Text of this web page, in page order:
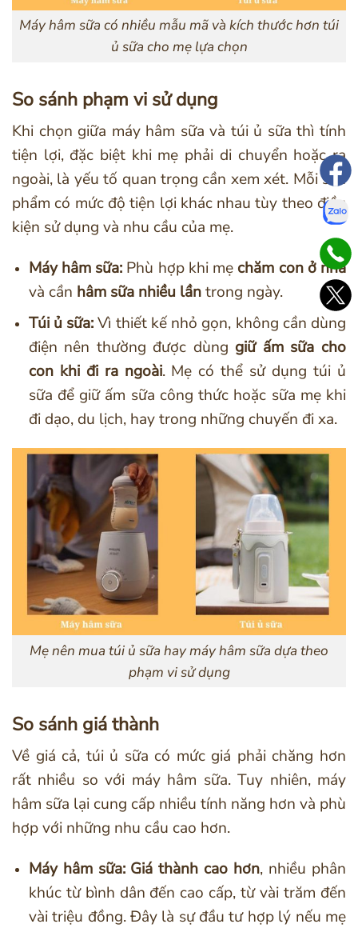
Máy hâm sữa có nhiều mẫu mã và kích thước hơn túi
ủ sữa cho mẹ lựa chọn
So sánh phạm vi sử dụng
Khi chọn giữa máy hâm sữa và túi ủ sữa thì tính
tiện lợi, đặc biệt khi mẹ phải di chuyển hoặc ra
ngoài, là yếu tố quan trọng cần xem xét. Mỗi sản
phẩm có mức độ tiện lợi khác nhau tùy theo điều
kiện sử dụng và nhu cầu của mẹ.
Máy hâm sữa: Phù hợp khi mẹ chăm con ở nhà
và cần hâm sữa nhiều lầntrong ngày.
Túi ủ sữa:Vì thiết kế nhỏ gọn, không cần dùng
điện nên thường được dùng giữ ấm sữa cho
con khi đi ra ngoài. Mẹ có thể sử dụng túi ủ
sữa để giữ ấm sữa công thức hoặc sữa mẹ khi
đi dạo, du lịch, hay trong những chuyến đi xa.
Mẹ nên mua túi ủ sữa hay máy hâm sữa dựa theo
phạm vi sử dụng
So sánh giá thành
Về giá cả, túi ủ sữa có mức giá phải chăng hơn
rất nhiều so với máy hâm sữa. Tuy nhiên, máy
hâm sữa lại cung cấp nhiều tính năng hơn và phù
hợp với những nhu cầu cao hơn.
Máy hâm sữa: Giá thành cao hơn, nhiều phân
khúc từ bình dân đến cao cấp, từ vài trăm đến
vài triệu đồng. Đây là sự đầu tư hợp lý nếu mẹ